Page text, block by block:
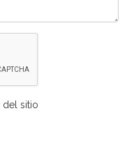
del sitio